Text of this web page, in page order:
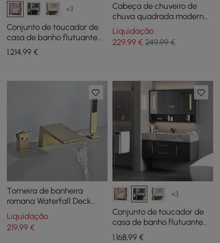
+3
Conjunto de toucador de
casa de banho flutuante
branco de 100 cm com
armário espelhado LED
1.214,99 €
Cabeça de chuveiro de
chuva quadrada moderna,
montada na parede,
sistema de chuveiro de
latão sólido em ouro
Liquidação
229,99€ 249,99 €
Torneira de banheira
romana Waterfall Deck
Mount com chuveiro de
mão em ouro escovado
Liquidação
219,99 €
+3
Conjunto de toucador de
casa de banho flutuante
preto de 100 cm com
1.168,99€